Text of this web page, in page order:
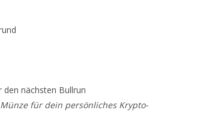
den nächsten Bullrun
für dein persönliches Krypto-